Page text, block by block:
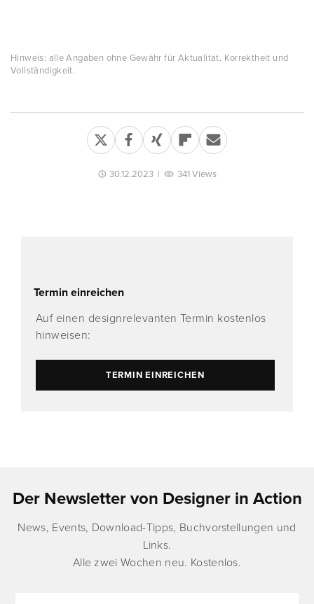
Hinweis: alle Angaben ohne Gewähr für Aktualität, Korrektheit und
Vollständigkeit.
30.12.2023 | 341 Views
Termin einreichen
Auf einen designrelevanten Termin kostenlos
hinweisen:
TERMIN EINREICHEN
Der Newsletter von Designer in Action
News, Events, Download-Tipps, Buchvorstellungen und
Links.
Alle zwei Wochen neu. Kostenlos.